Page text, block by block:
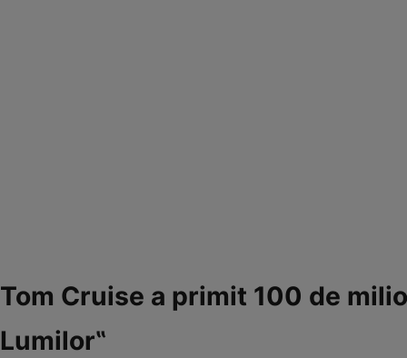
Tom Cruise a primit 100 de
Lumilor‟